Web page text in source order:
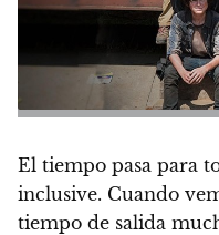
El tiempo pasa para
inclusive. Cuando
tiempo de salida